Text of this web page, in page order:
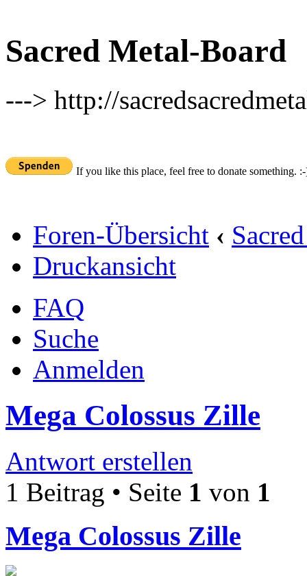
Sacred Metal-Board
---> http://
If you like this place, feel free to donate something.
Foren-Übersicht ‹
Druckansicht
FAQ
Suche
Anmelden
Mega Colossus Zille
Antwort erstellen
1 Beitrag • Seite 1 von 1
Mega Colossus Zille